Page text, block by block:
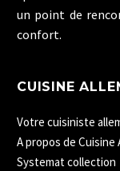
un point de
confort.
CUISINE
Votre cuisiniste
A propos de Cuisine
Systemat collection